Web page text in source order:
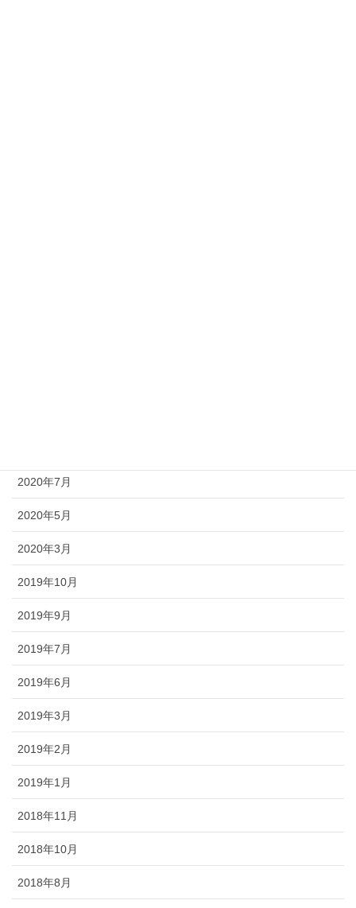
2020年7月
2020年5月
2020年3月
2019年10月
2019年9月
2019年7月
2019年6月
2019年3月
2019年2月
2019年1月
2018年11月
2018年10月
2018年8月